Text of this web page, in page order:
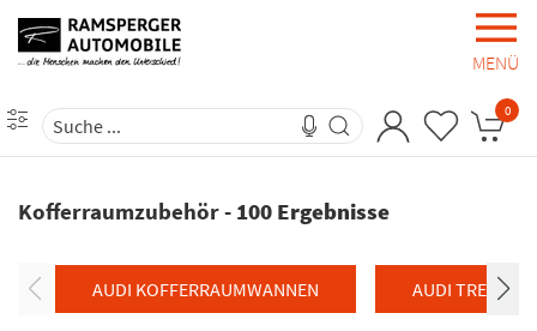
MENÜ
0
Kofferraumzubehör- 100 Ergebnisse
AUDI KOFFERRAUMWANNEN AUDI